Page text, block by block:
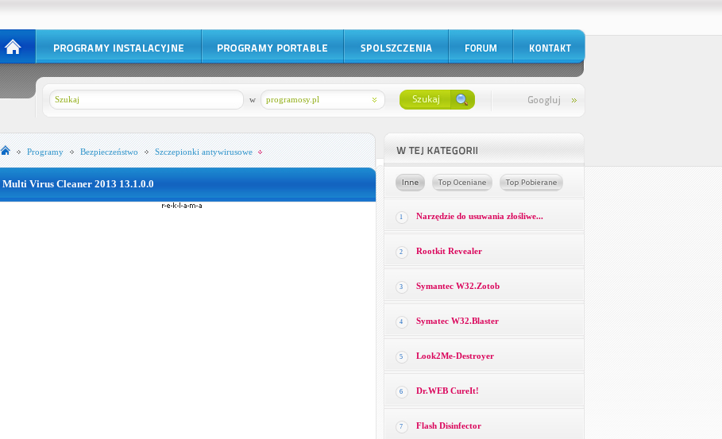
programosy.pl
w
Programy Bezpieczeństwo Szczepionki antywirusowe
Multi Virus Cleaner 2013 13.1.0.0
1 Narzędzie do usuwania złośliwe...
2 Rootkit Revealer
3 Symantec W32.Zotob
4 Symatec W32.Blaster
5 Look2Me-Destroyer
6 Dr.WEB CureIt!
7 Flash Disinfector